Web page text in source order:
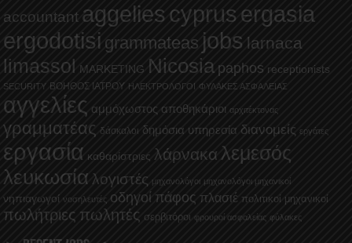
accountant aggeliescyprusergasia
ergodotisi grammateas jobs larnaca
limassol MARKETING Nicosia paphos receptionists
SECURITY ΒΟΗΘΟΣ ΙΑΤΡΟΥ ΗΛΕΚΤΡΟΛΟΓΟΙ ΦΥΛΑΚΕΣ ΑΣΦΑΛΕΙΑΣ
αγγελίες αμμόχωστος αποθηκάριοι αρχιτέκτονας
γραμματέας δάσκαλοι δημόσια υπηρεσία διανομείς εργάτες
εργασία καθαρίστριες λάρνακα λεμεσός
λευκωσία λογιστές μηχανολόγοι μηχανολόγοι μηχανικοί
νηπιαγωγοί νοσηλευτές οδηγοί πάφος πλασιέ πολιτικοί μηχανικοί
πωλήτριες πωλητές σερβιτόροι φρουροί ασφαλείας φύλακες